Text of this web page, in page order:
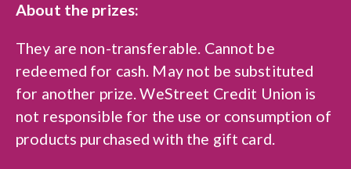
About the prizes:
They are non-transferable. Cannot be
redeemed for cash. May not be substituted
for another prize. WeStreet Credit Union is
not responsible for the use or consumption of
products purchased with the gift card.